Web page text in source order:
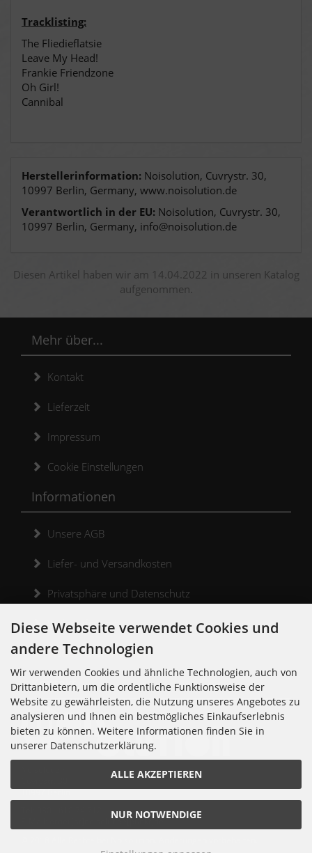
Tracklisting:
The Fliedieflatsie
Leave My Head!
Frankie Friendzone
Oh Girl!
Cannibal
Herstellerinformation: Noisolution, Cuvrystr. 30,
10997 Berlin, Germany, www.noisolution.de
Verantwortlich in der EU: Noisolution, Cuvrystr. 30,
10997 Berlin, Germany, info@noisolution.de
Diesen Artikel haben wir am 14.04.2022 in unseren Katalog
aufgenommen.
Mehr über...
Kontakt
Lieferzeit
Impressum
Cookie Einstellungen
Informationen
Unsere AGB
Liefer- und Versandkosten
Privatsphäre und Datenschutz
Widerrufsrecht
Widerrufsformular
Kontakt
10997 Berlin
E-Mail: order[at]noisolution[punkt]de
Diese Webseite verwendet Cookies und
andere Technologien
Wir verwenden Cookies und ähnliche Technologien, auch von
Drittanbietern, um die ordentliche Funktionsweise der
Website zu gewährleisten, die Nutzung unseres Angebotes zu
analysieren und Ihnen ein bestmögliches Einkaufserlebnis
bieten zu können. Weitere Informationen finden Sie in
unserer Datenschutzerklärung.
ALLE AKZEPTIEREN
NUR NOTWENDIGE